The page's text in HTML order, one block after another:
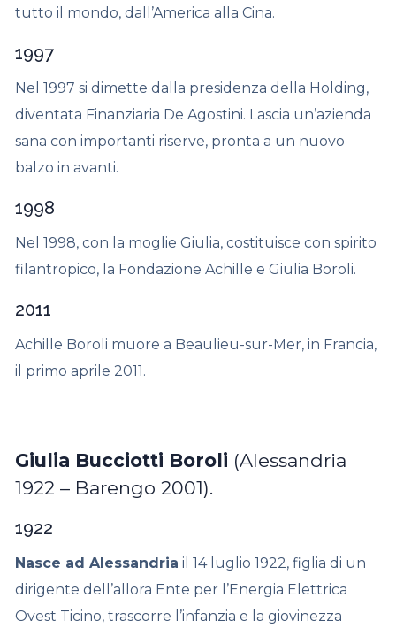
tutto il mondo, dall’America alla Cina.
1997
Nel 1997 si dimette dalla presidenza della Holding,
diventata Finanziaria De Agostini. Lascia un’azienda
sana con importanti riserve, pronta a un nuovo
balzo in avanti.
1998
Nel 1998, con la moglie Giulia, costituisce con spirito
filantropico, la Fondazione Achille e Giulia Boroli.
2011
Achille Boroli muore a Beaulieu-sur-Mer, in Francia,
il primo aprile 2011.
Giulia Bucciotti Boroli (Alessandria
1922 – Barengo 2001).
1922
Nasce ad Alessandria il 14 luglio 1922, figlia di un
dirigente dell’allora Ente per l’Energia Elettrica
Ovest Ticino, trascorre l’infanzia e la giovinezza